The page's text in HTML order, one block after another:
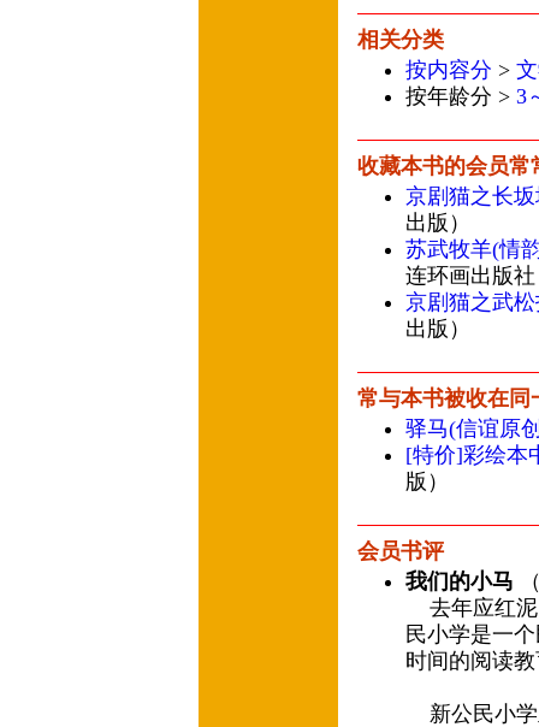
相关分类
按内容分 >
按年龄分 > 3
收藏本书的会员常
京剧猫之长
出版）
苏武牧羊(情
连环画出版
京剧猫之武
出版）
常与本书被收在同
驿马(信谊原
[特价]彩绘本
版）
会员书评
我们的小马
去年应红泥
民小学是一
时间的阅读
新公民小学